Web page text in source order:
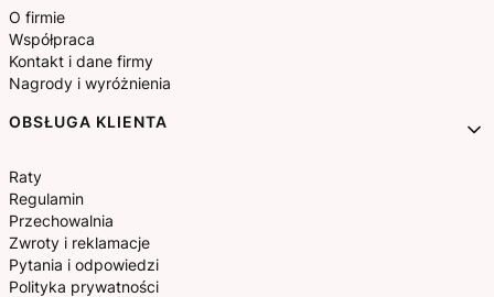
ekologiczny wybór, który sprawi, że Twoje wnętrza będą
pachniały naturalnie i przyjemnie. Dla miłośników
wygody proponujemy nasze wyjątkowo wygodne
relaksu po całym dniu. Dodatkowo, w naszym
prześcieradła, które dopasują się do każdego łóżka,
nakrycia stołu, które udekorują Twoje posiłki, zasłony,
firany oraz dekoracyjne poduszki, które nadadzą Twoim
wnętrzom charakteru i przytulności. Każdy nasz produkt
O firmie
Współpraca
Kontakt i dane firmy
Nagrody i wyróżnienia
OBSŁUGA KLIENTA
Raty
Regulamin
Przechowalnia
Zwroty i reklamacje
Pytania i odpowiedzi
Polityka prywatności